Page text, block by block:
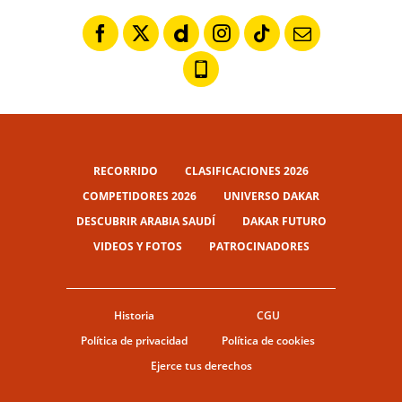
RECORRIDO
CLASIFICACIONES 2026
COMPETIDORES 2026
UNIVERSO DAKAR
DESCUBRIR ARABIA SAUDÍ
DAKAR FUTURO
VIDEOS Y FOTOS
PATROCINADORES
Historia
CGU
Política de privacidad
Política de cookies
Ejerce tus derechos